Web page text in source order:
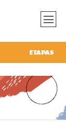
ETAPAS